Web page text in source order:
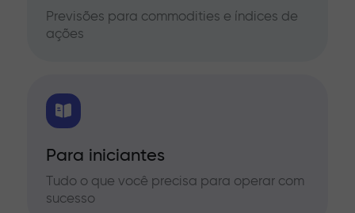
Previsões para commodities e índices de
ações
Para iniciantes
Tudo o que você precisa para operar com
sucesso